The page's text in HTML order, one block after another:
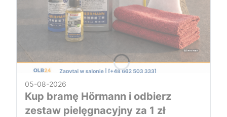
05-08-2026
Kup bramę Hörmann i odbierz
zestaw pielęgnacyjny za 1 zł